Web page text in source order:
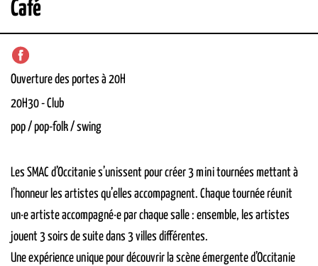
Café
Ouverture des portes à 20H
20H30-Club
pop / pop-folk / swing
Les SMAC d’Occitanie s’unissent pour créer 3minitournées mettantà
l’honneur les artistes qu’elles accompagnent. Chaque tournée réunit
un·eartisteaccompagné·epar chaque salle: ensemble, les artistes
jouent3 soirs de suite dans 3 villes différentes.
Une expérience unique pour découvrir la scène émergente d’Occitanie